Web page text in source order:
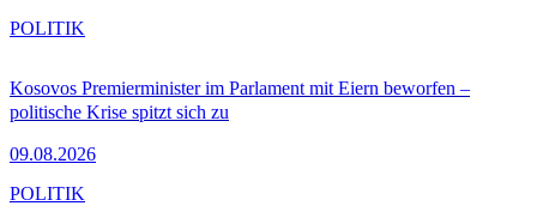
Kosovos Premierminister im Parlament mit Eiern beworfen –
politische Krise spitzt sich zu
09.08.2026
POLITIK
POLITIK